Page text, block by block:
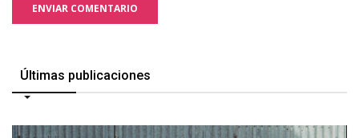
ENVIAR COMENTARIO
Últimas publicaciones